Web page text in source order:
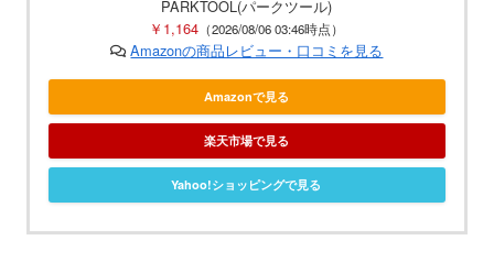
PARKTOOL(パークツール)
￥1,164 （2026/08/06 03:46時点）
Amazonの商品レビュー・口コミを見る
Amazonで見る
楽天市場で見る
Yahoo!ショッピングで見る